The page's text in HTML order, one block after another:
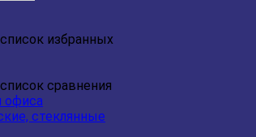
избранных
сравнения
офиса
стеклянные